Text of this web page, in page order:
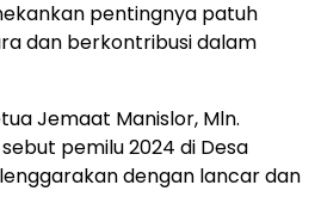
pentingnya patuh
dan berkontribusi dalam
Jemaat Manislor, Mln.
pemilu 2024 di Desa
dengan lancar dan